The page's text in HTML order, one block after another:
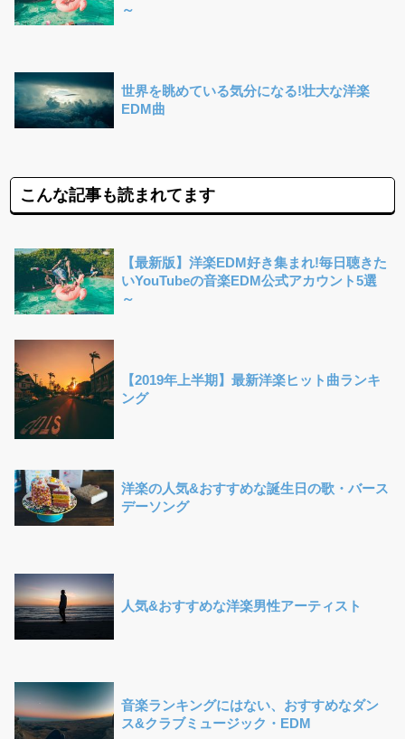
～
世界を眺めている気分になる!壮大な洋楽
EDM曲
こんな記事も読まれてます
【最新版】洋楽EDM好き集まれ!毎日聴きた
いYouTubeの音楽EDM公式アカウント5選
～
【2019年上半期】最新洋楽ヒット曲ランキ
ング
洋楽の人気&おすすめな誕生日の歌・バース
デーソング
人気&おすすめな洋楽男性アーティスト
音楽ランキングにはない、おすすめなダン
ス&クラブミュージック・EDM